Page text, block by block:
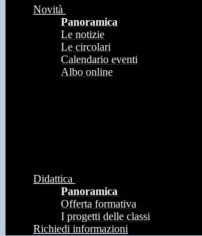
Novità
Panoramica
Le notizie
Le circolari
Calendario eventi
Albo online
Didattica
Panoramica
Offerta formativa
I progetti delle classi
Richiedi informazioni